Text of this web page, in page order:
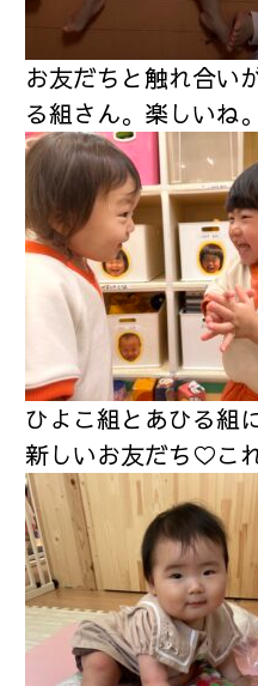
お友だちと触れ合い
る組さん。楽しいね。
ひよこ組とあひる組
新しいお友だち♡こ